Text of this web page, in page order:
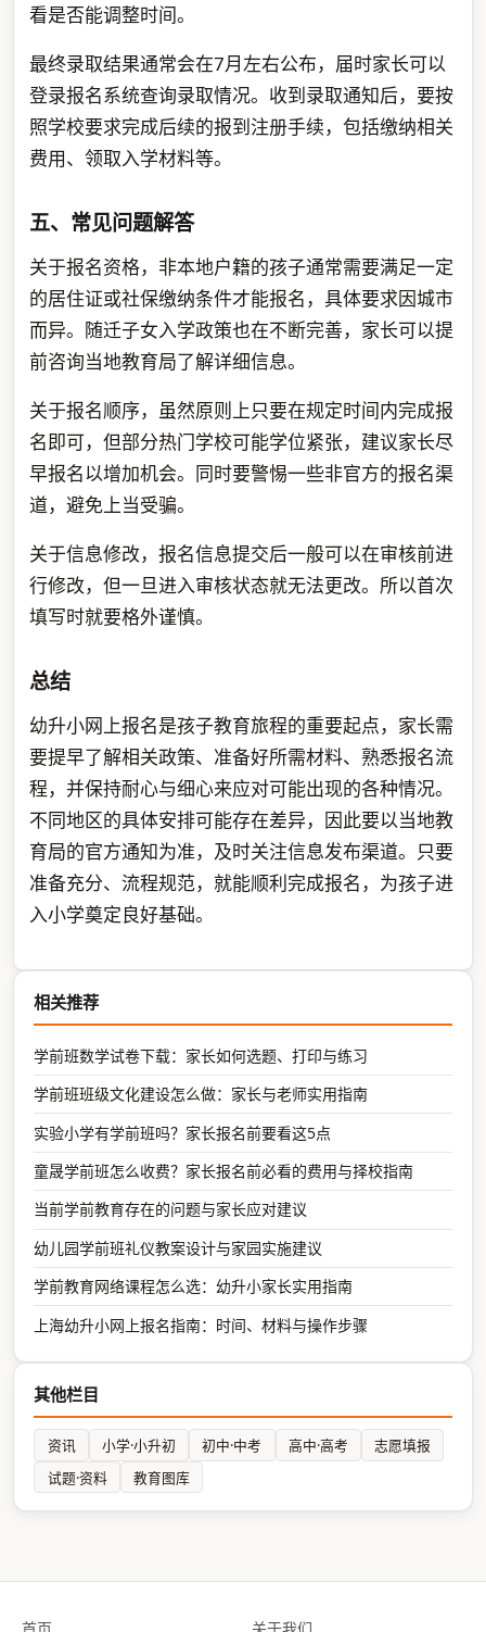
看是否能调整时间。
最终录取结果通常会在7月左右公布，届时家长可以
登录报名系统查询录取情况。收到录取通知后，要按
照学校要求完成后续的报到注册手续，包括缴纳相关
费用、领取入学材料等。
五、常见问题解答
关于报名资格，非本地户籍的孩子通常需要满足一定
的居住证或社保缴纳条件才能报名，具体要求因城市
而异。随迁子女入学政策也在不断完善，家长可以提
前咨询当地教育局了解详细信息。
关于报名顺序，虽然原则上只要在规定时间内完成报
名即可，但部分热门学校可能学位紧张，建议家长尽
早报名以增加机会。同时要警惕一些非官方的报名渠
道，避免上当受骗。
关于信息修改，报名信息提交后一般可以在审核前进
行修改，但一旦进入审核状态就无法更改。所以首次
填写时就要格外谨慎。
总结
幼升小网上报名是孩子教育旅程的重要起点，家长需
要提早了解相关政策、准备好所需材料、熟悉报名流
程，并保持耐心与细心来应对可能出现的各种情况。
不同地区的具体安排可能存在差异，因此要以当地教
育局的官方通知为准，及时关注信息发布渠道。只要
准备充分、流程规范，就能顺利完成报名，为孩子进
入小学奠定良好基础。
相关推荐
学前班数学试卷下载：家长如何选题、打印与练习
学前班班级文化建设怎么做：家长与老师实用指南
实验小学有学前班吗？家长报名前要看这5点
童晟学前班怎么收费？家长报名前必看的费用与择校指南
当前学前教育存在的问题与家长应对建议
幼儿园学前班礼仪教案设计与家园实施建议
学前教育网络课程怎么选：幼升小家长实用指南
上海幼升小网上报名指南：时间、材料与操作步骤
其他栏目
资讯 小学·小升初 初中·中考 高中·高考
志愿填报
试题·资料
教育图库